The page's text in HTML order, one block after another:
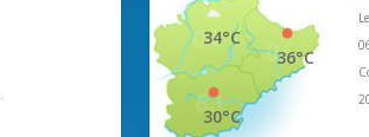
36°C
34°C
30°C